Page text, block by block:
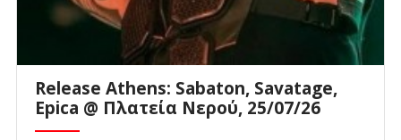
Release Athens: Sabaton, Savatage,
Epica @ Πλατεία Νερού, 25/07/26